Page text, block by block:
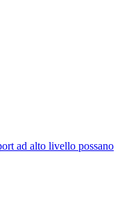
ad alto livello possano